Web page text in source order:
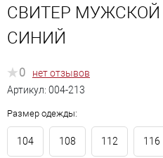
СВИТЕР МУЖСКОЙ
СИНИЙ
0
нет отзывов
Артикул: 004-213
Размер одежды:
104 108 112 116